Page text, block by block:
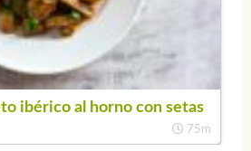
ibérico al horno con setas
75m